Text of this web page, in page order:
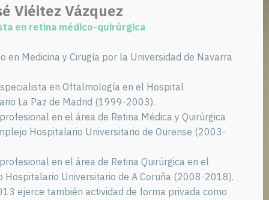
Viéitez Vázquez
en retina médico-quirúrgica
en Medicina y Cirugía por la Universidad de Navarra
en Oftalmología en el Hospital
La Paz de Madrid (1999-2003).
en el área de Retina Médica y Quirúrgica
Hospitalario Universitario de Ourense (2003-
en el área de Retina Quirúrgica en el
Hospitalario Universitario de A Coruña (2008-2018).
ejerce también actividad de forma privada como